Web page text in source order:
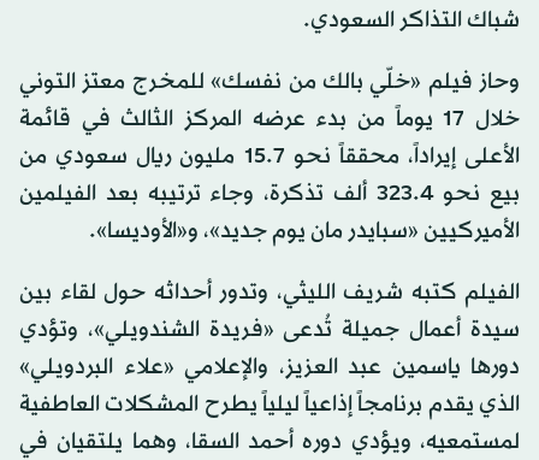
شباك التذاكر السعودي.
وحاز فيلم «خلّي بالك من نفسك» للمخرج معتز التوني
خلال 17 يوماً من بدء عرضه المركز الثالث في قائمة
الأعلى إيراداً، محققاً نحو 15.7 مليون ريال سعودي من
بيع نحو 323.4 ألف تذكرة، وجاء ترتيبه بعد الفيلمين
الأميركيين «سبايدر مان يوم جديد»، و«الأوديسا».
الفيلم كتبه شريف الليثي، وتدور أحداثه حول لقاء بين
سيدة أعمال جميلة تُدعى «فريدة الشندويلي»، وتؤدي
دورها ياسمين عبد العزيز، والإعلامي «علاء البردويلي»
الذي يقدم برنامجاً إذاعياً ليلياً يطرح المشكلات العاطفية
لمستمعيه، ويؤدي دوره أحمد السقا، وهما يلتقيان في